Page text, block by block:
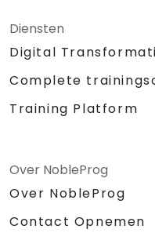
Diensten
Digital
Complete
Training Platform
Over NobleProg
Over NobleProg
Contact Opnemen